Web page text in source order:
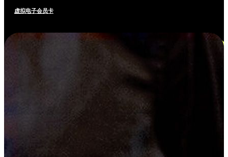
虚拟电子会员卡